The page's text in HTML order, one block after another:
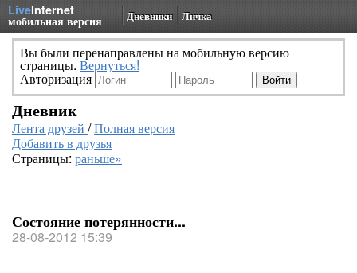
LiveInternet
мобильная версия Дневники Личка
Вы были перенаправлены на мобильную версию
страницы. Вернуться!
Авторизация
Дневник
Лента друзей /Полная версия
Добавить в друзья
Страницы: раньше»
Состояние потерянности...
28-08-2012 15:39